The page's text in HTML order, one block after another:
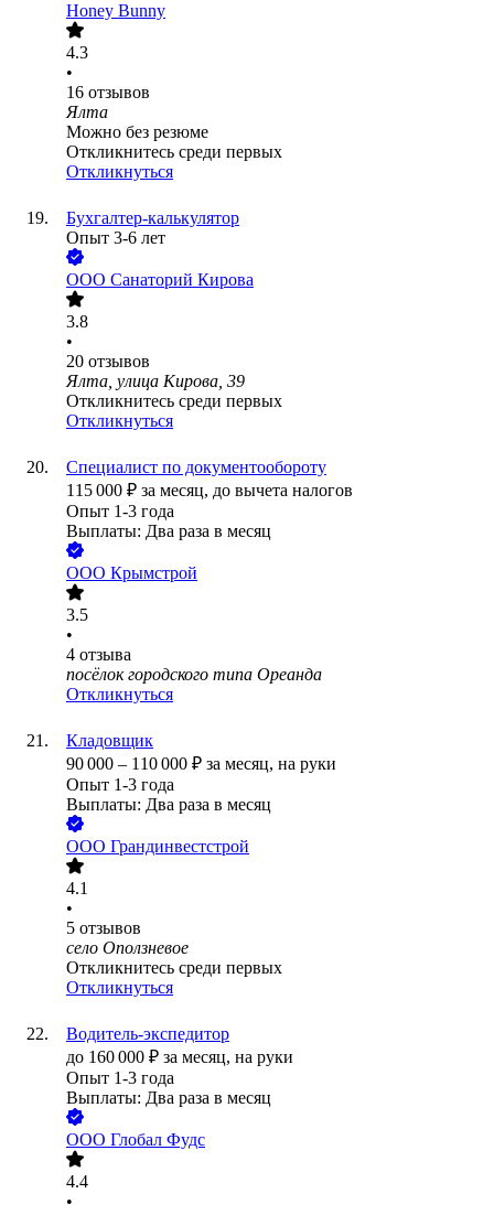
Honey Bunny
4.3
•
16 отзывов
Ялта
Можно без резюме
Откликнитесь среди первых
Откликнуться
Бухгалтер-калькулятор
Опыт 3-6 лет
ООО Санаторий Кирова
3.8
•
20 отзывов
Ялта, улица Кирова, 39
Откликнитесь среди первых
Откликнуться
Специалист по документообороту
115 000 ₽ за месяц, до вычета налогов
Опыт 1-3 года
Выплаты: Два раза в месяц
ООО Крымстрой
3.5
•
4 отзыва
посёлок городского типа Ореанда
Откликнуться
Кладовщик
90 000 – 110 000 ₽ за месяц, на руки
Опыт 1-3 года
Выплаты: Два раза в месяц
ООО Грандинвестстрой
4.1
•
5 отзывов
село Оползневое
Откликнитесь среди первых
Откликнуться
Водитель-экспедитор
до 160 000 ₽ за месяц, на руки
Опыт 1-3 года
Выплаты: Два раза в месяц
ООО Глобал Фудс
4.4
•